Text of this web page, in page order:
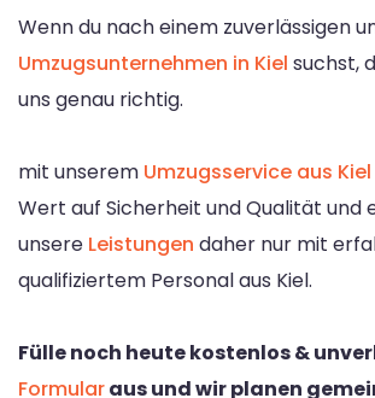
Wenn du nach einem zuverlässigen
Umzugsunternehmen in Kiel suchst,
uns genau richtig.
mit unserem Umzugsservice aus Kiel
Wert auf Sicherheit und Qualität und
unsere Leistungen daher nur mit
qualifiziertem Personal aus Kiel.
Fülle noch heute kostenlos &
Formularaus und wir planen